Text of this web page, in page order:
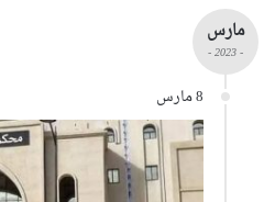
مارس
- 2023 -
8 مارس